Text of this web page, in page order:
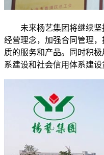
未来杨艺集团将继续坚
经营理念，加强合同管理
质的服务和产品。同时积
系建设和社会信用体系建设